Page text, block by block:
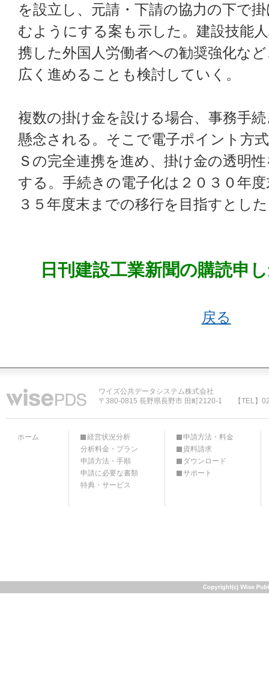
を設立し、元請・下請の協力の下で
むようにする案も示した。建設技能
携した外国人労働者への勧奨強化な
広く進めることも検討していく。
複数の掛け金を設ける場合、事務手
懸念される。そこで電子ポイント方
Ｓの完全連携を進め、掛け金の透明
する。手続きの電子化は２０３０年
３５年度末までの移行を目指すとし
日刊建設工業新聞の購読申
戻る
ワイズ公共データシステム株式会社
〒380-0815 長野県長野市 田町2120-1
【TEL】
ホーム
経営状況分析
分析料金・プラン
申請方法・手順
申請に必要な書類
特典・サービス
申請方法・料金
資料請求
ダウンロード
サポート